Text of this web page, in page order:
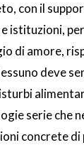
con il
istituzioni,
di amore,
deve
serie che
concrete di